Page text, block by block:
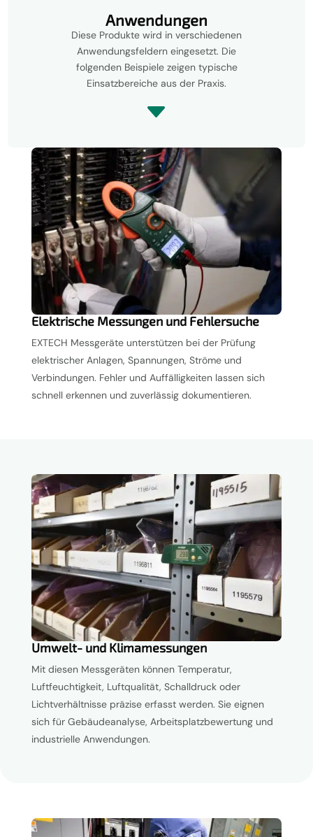
Anwendungen
Diese Produkte wird in verschiedenen
Anwendungsfeldern eingesetzt. Die
folgenden Beispiele zeigen typische
Einsatzbereiche aus der Praxis.
C
Elektrische Messungen und Fehlersuche
EXTECH Messgeräte unterstützen bei der Prüfung
elektrischer Anlagen, Spannungen, Ströme und
Verbindungen. Fehler und Auffälligkeiten lassen sich
schnell erkennen und zuverlässig dokumentieren.
Umwelt- und Klimamessungen
Mit diesen Messgeräten können Temperatur,
Luftfeuchtigkeit, Luftqualität, Schalldruck oder
Lichtverhältnisse präzise erfasst werden. Sie eignen
sich für Gebäudeanalyse, Arbeitsplatzbewertung und
industrielle Anwendungen.